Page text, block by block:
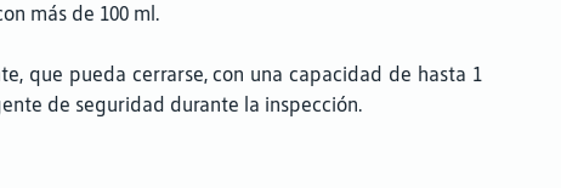
más de 100 ml.
que pueda cerrarse, con una capacidad de hasta 1
de seguridad durante la inspección.